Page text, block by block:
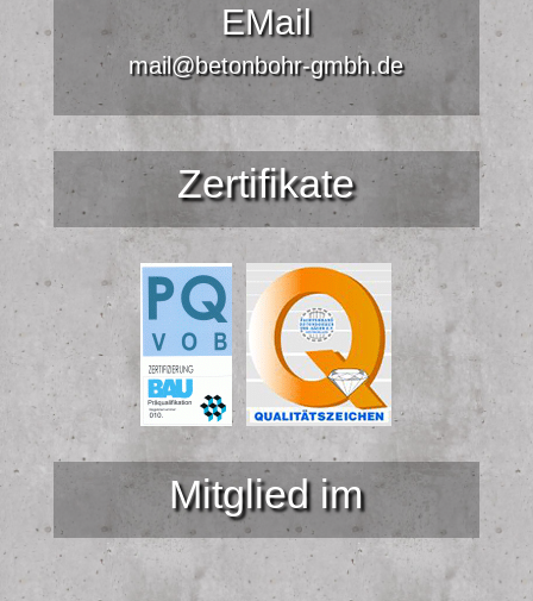
EMail
mail@betonbohr-gmbh.de
Zertifikate
Mitglied im